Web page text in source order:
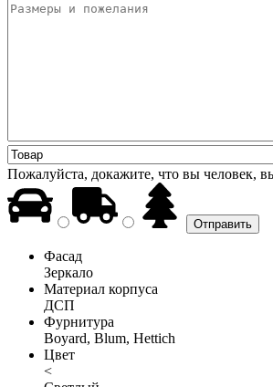
Пожалуйста, докажите, что вы человек,
Фасад
Зеркало
Материал корпуса
ДСП
Фурнитура
Boyard, Blum, Hettich
Цвет
<